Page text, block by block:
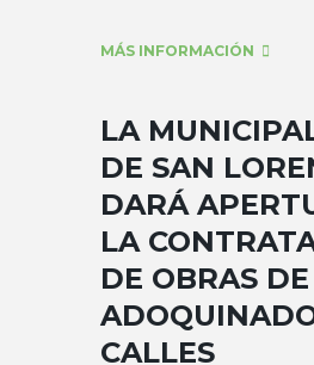
MÁS INFORMACIÓN
LA
DE SAN
DARÁ
LA
DE OBRAS DE
CALLES